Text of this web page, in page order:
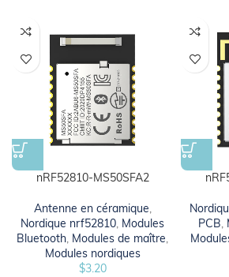
nRF52810-MS50SFA2
Antenne en céramique,
Nordique nrf52810, Modules
Bluetooth, Modules de maître,
Modules nordiques
$3.20
PCB,